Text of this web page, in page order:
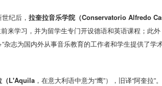
纪后， 拉奎拉音乐学院（Conservatorio Alfredo
来学习，并为留学生专门开设德语和英语课程；此外
杂志为国内外从事音乐教育的工作者和学生提供了学
（L'Aquila ，在意大利语中意为“鹰”），旧译“阿奎